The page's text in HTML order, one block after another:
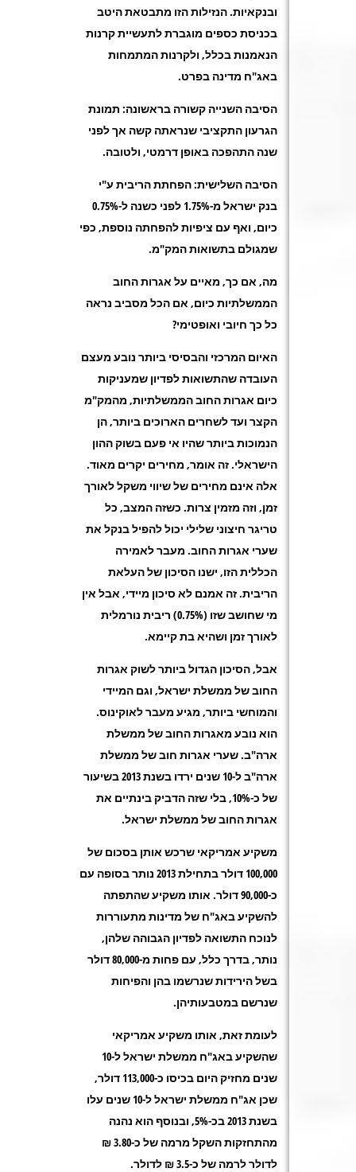
ובנקאיות. הנזילות הזו מתבטאת היטב
בכניסת כספים מוגברת לתעשיית קרנות
הנאמנות בכלל, ולקרנות המתמחות
באג"ח מדינה בפרט.
הסיבה השנייה קשורה בראשונה: תמונת
הגרעון התקציבי שנראתה קשה אך לפני
שנה התהפכה באופן דרמטי, ולטובה.
הסיבה השלישית: הפחתת הריבית ע"י
בנק ישראל מ-1.75% לפני כשנה ל-0.75%
כיום, ואף עם ציפיות להפחתה נוספת, כפי
שמגולם בתשואות המק"מ.
מה, אם כך, מאיים על אגרות החוב
הממשלתיות כיום, אם הכל מסביב נראה
כל כך חיובי ואופטימי?
האיום המרכזי והבסיסי ביותר נובע מעצם
העובדה שהתשואות לפדיון שמעניקות
כיום אגרות החוב הממשלתיות, מהמק"מ
הקצר ועד לשחרים הארוכים ביותר, הן
הנמוכות ביותר שהיו אי פעם בשוק ההון
הישראלי. זה אומר, מחירים יקרים מאוד.
אלה אינם מחירים של שיווי משקל לאורך
זמן, וזה מזמין צרות. כשזה המצב, כל
טריגר חיצוני שלילי יכול להפיל בנקל את
שערי אגרות החוב. מעבר לאמירה
הכללית הזו, ישנו הסיכון של העלאת
הריבית. זה אמנם לא סיכון מיידי, אבל אין
מי שחושב שזו (0.75%) ריבית נורמלית
לאורך זמן ושהיא בת קיימא.
אבל, הסיכון הגדול ביותר לשוק אגרות
החוב של ממשלת ישראל, וגם המיידי
והמוחשי ביותר, מגיע מעבר לאוקינוס.
הוא נובע מאגרות החוב של ממשלת
ארה"ב. שערי אגרות חוב של ממשלת
ארה"ב ל-10 שנים ירדו בשנת 2013 בשיעור
של כ-10%, בלי שזה הדביק בינתיים את
אגרות החוב של ממשלת ישראל.
משקיע אמריקאי שרכש אותן בסכום של
100,000 דולר בתחילת 2013 נותר בסופה עם
כ-90,000 דולר. אותו משקיע שהתפתה
להשקיע באג"ח של מדינות מתעוררות
לנוכח התשואה לפדיון הגבוהה שלהן,
נותר, בדרך כלל, עם פחות מ-80,000 דולר
בשל הירידות שנרשמו בהן והפיחות
שנרשם במטבעותיהן.
לעומת זאת, אותו משקיע אמריקאי
שהשקיע באג"ח ממשלת ישראל ל-10
שנים מחזיק היום בכיסו כ-113,000 דולר,
שכן אג"ח ממשלת ישראל ל-10 שנים עלו
בשנת 2013 בכ-5%, ובנוסף הוא נהנה
מהתחזקות השקל מרמה של כ-3.80 ₪
לדולר לרמה של כ-3.5 ₪ לדולר.